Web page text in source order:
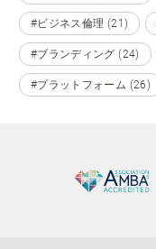
#ビジネス倫理 (21)
#ブランディング (24)
#プラットフォーム (26)